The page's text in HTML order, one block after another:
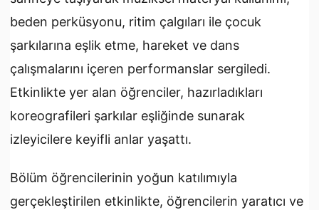
beden perküsyonu, ritim çalgıları ile çocuk
şarkılarına eşlik etme, hareket ve dans
çalışmalarını içeren performanslar sergiledi.
Etkinlikte yer alan öğrenciler, hazırladıkları
koreografileri şarkılar eşliğinde sunarak
izleyicilere keyifli anlar yaşattı.
Bölüm öğrencilerinin yoğun katılımıyla
gerçekleştirilen etkinlikte, öğrencilerin yaratıcı ve